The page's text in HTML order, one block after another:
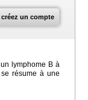
créez un compte
lymphome B à
résume à une